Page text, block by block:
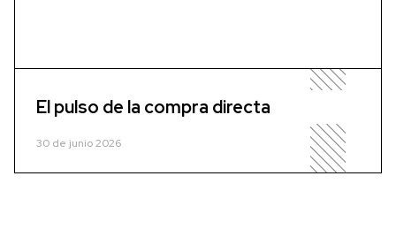
El pulso de la compra directa
30 de junio 2026